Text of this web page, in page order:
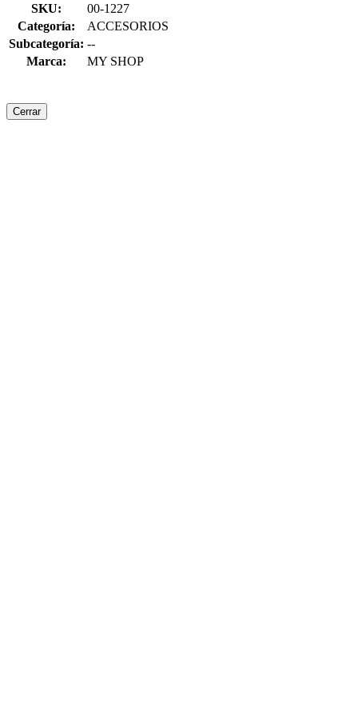
SKU:
00-1227
Categoría:
ACCESORIOS
Subcategoría: --
Marca:
MY SHOP
Cerrar